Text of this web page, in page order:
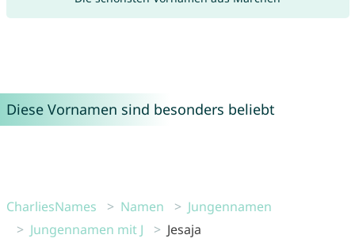
Diese Vornamen sind besonders beliebt
CharliesNames Namen
Jungennamen
Jungennamen mit J
Jesaja